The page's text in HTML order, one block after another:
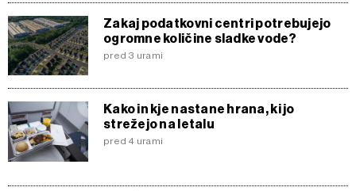
Zakaj podatkovni centri potrebujejo
ogromne količine sladke vode?
pred 3 urami
Kako in kje nastane hrana, ki jo
strežejo na letalu
pred 4 urami